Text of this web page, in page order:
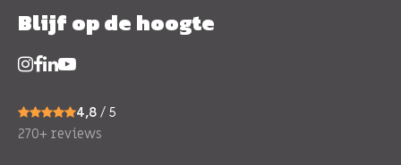
Blijf op de hoogte
4,8 / 5
270+ reviews